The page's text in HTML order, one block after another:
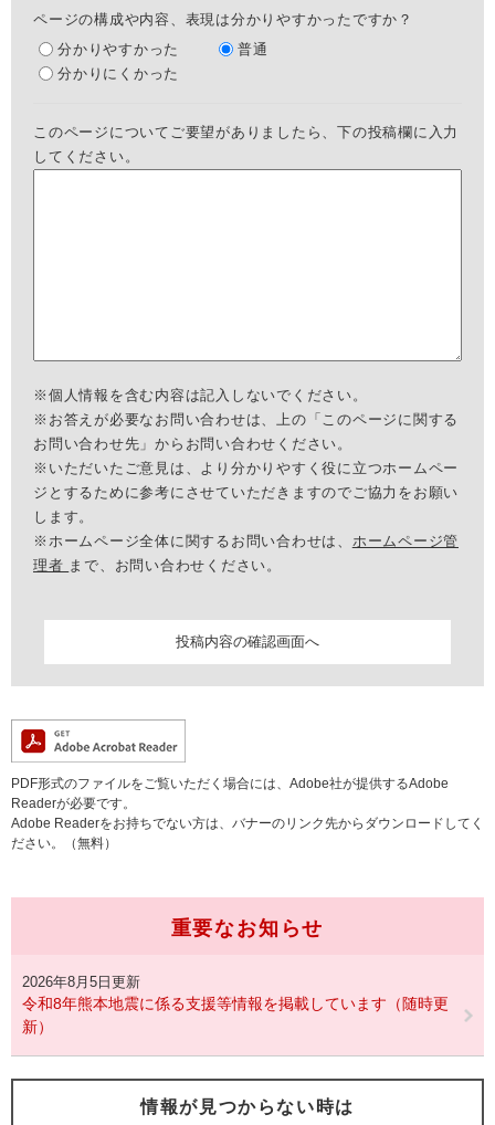
ページの構成や内容、表現は分かりやすかったですか？
分かりやすかった
普通
分かりにくかった
このページについてご要望がありましたら、下の投稿欄に入力
してください。
※個人情報を含む内容は記入しないでください。
※お答えが必要なお問い合わせは、上の「このページに関する
お問い合わせ先」からお問い合わせください。
※いただいたご意見は、より分かりやすく役に立つホームペー
ジとするために参考にさせていただきますのでご協力をお願い
します。
※ホームページ全体に関するお問い合わせは、 ホームページ管
理者 まで、お問い合わせください。
PDF形式のファイルをご覧いただく場合には、Adobe社が提供するAdobe
Readerが必要です。
Adobe Readerをお持ちでない方は、バナーのリンク先からダウンロードしてく
ださい。（無料）
重要なお知らせ
2026年8月5日更新
令和8年熊本地震に係る支援等情報を掲載しています（随時更
新）
情報が見つからない時は